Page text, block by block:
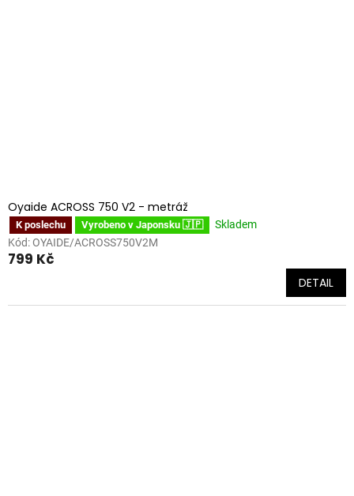
Oyaide ACROSS 750 V2 - metráž
K poslechu Vyrobeno v Japonsku 🇯🇵
Skladem
Kód: OYAIDE/ACROSS750V2M
799 Kč
DETAIL